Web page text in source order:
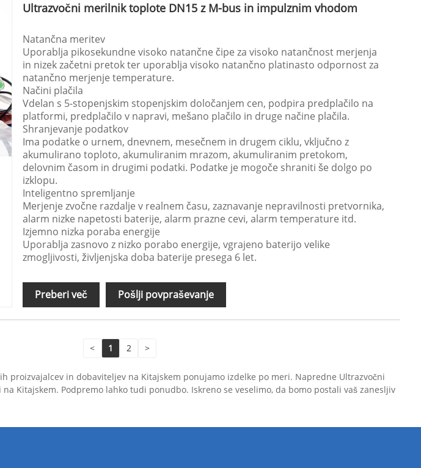
Ultrazvočni merilnik toplote DN15 z M-bus in impulznim vhodom
Natančna meritev
Uporablja pikosekundne visoko natančne čipe za visoko natančnost merjenja
in nizek začetni pretok ter uporablja visoko natančno platinasto odpornost za
natančno merjenje temperature.
Načini plačila
Vdelan s 5-stopenjskim stopenjskim določanjem cen, podpira predplačilo na
platformi, predplačilo v napravi, mešano plačilo in druge načine plačila.
Shranjevanje podatkov
Ima podatke o urnem, dnevnem, mesečnem in drugem ciklu, vključno z
akumulirano toploto, akumuliranim mrazom, akumuliranim pretokom,
delovnim časom in drugimi podatki. Podatke je mogoče shraniti še dolgo po
izklopu.
Inteligentno spremljanje
Merjenje zvočne razdalje v realnem času, zaznavanje nepravilnosti pretvornika,
alarm nizke napetosti baterije, alarm prazne cevi, alarm temperature itd.
Izjemno nizka poraba energije
Uporablja zasnovo z nizko porabo energije, vgrajeno baterijo velike
zmogljivosti, življenjska doba baterije presega 6 let.
Preberi več Pošlji povpraševanje
< 1 2 >
proizvajalcev in dobaviteljev na Kitajskem ponujamo izdelke po meri. Napredne Ultrazvočni
Kitajskem. Podpremo lahko tudi ponudbo. Iskreno se veselimo, da bomo postali vaš zanesljiv